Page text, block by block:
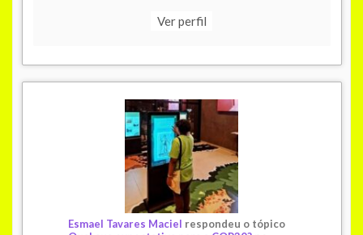
Ver perfil
Esmael Tavares Maciel respondeu o tópico